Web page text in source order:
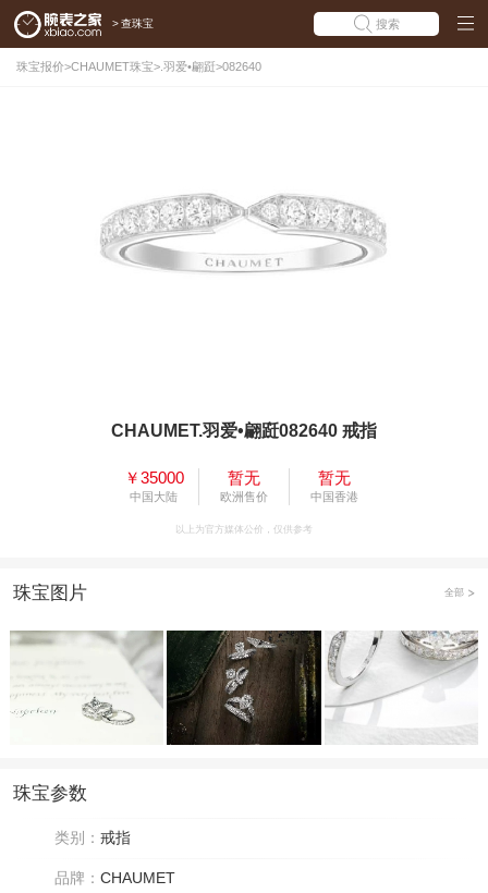
> 查珠宝 搜索
珠宝报价>CHAUMET珠宝> .羽爱•翩跹>082640
CHAUMET.羽爱•翩跹082640 戒指
￥35000
中国大陆
暂无
欧洲售价
暂无
中国香港
以上为官方媒体公价，仅供参考
珠宝图片 全部
珠宝参数
类别： 戒指
品牌： CHAUMET